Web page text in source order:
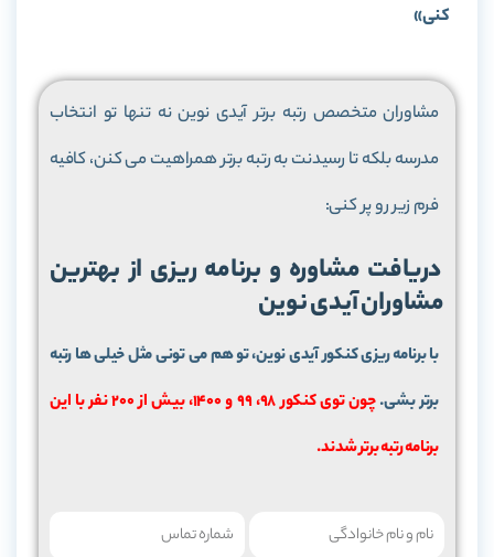
کنی»
مشاوران متخصص رتبه برتر آیدی نوین نه تنها تو انتخاب
مدرسه بلکه تا رسیدنت به رتبه برتر همراهیت می کنن، کافیه
فرم زیر رو پر کنی:
دریافت مشاوره و برنامه ریزی از بهترین
مشاوران آیدی نوین
با برنامه ریزی کنکور آیدی نوین، تو هم می تونی مثل خیلی ها رتبه
برتر بشی.
چون توی کنکور 98، 99 و 1400، بیش از 200 نفر با این
برنامه رتبه برتر شدند.